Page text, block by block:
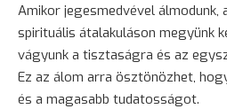
Amikor jegesmedvével álmodunk,
spirituális átalakuláson megyünk
vágyunk a tisztaságra és az
Ez az álom arra ösztönözhet,
és a magasabb tudatosságot.